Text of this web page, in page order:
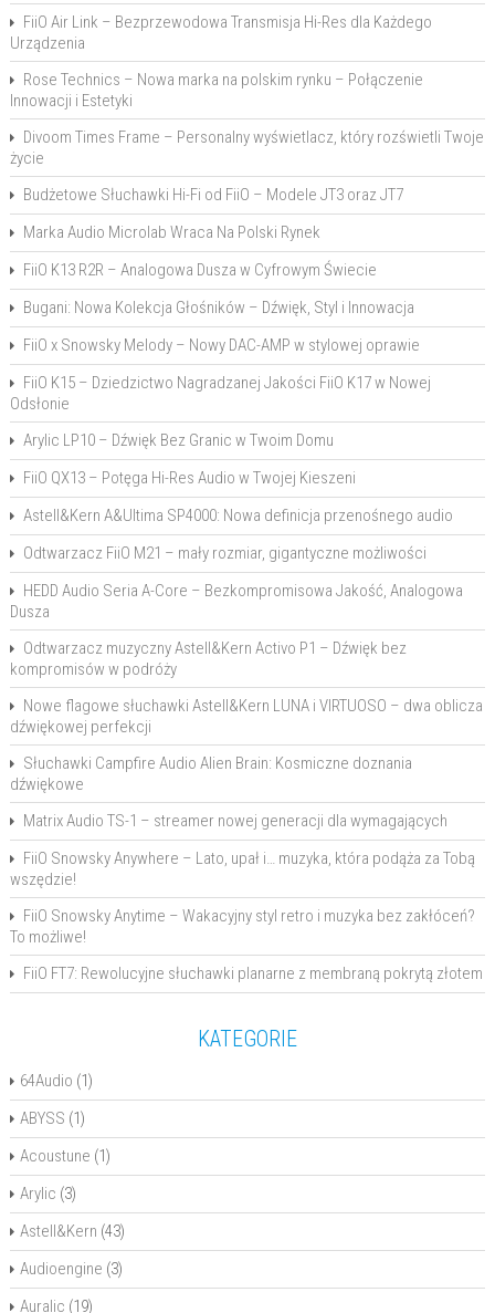
FiiO Air Link – Bezprzewodowa Transmisja Hi-Res dla Każdego
Urządzenia
Rose Technics – Nowa marka na polskim rynku – Połączenie
Innowacji i Estetyki
Divoom Times Frame – Personalny wyświetlacz, który rozświetli Twoje
życie
Budżetowe Słuchawki Hi-Fi od FiiO – Modele JT3 oraz JT7
Marka Audio Microlab Wraca Na Polski Rynek
FiiO K13 R2R – Analogowa Dusza w Cyfrowym Świecie
Bugani: Nowa Kolekcja Głośników – Dźwięk, Styl i Innowacja
FiiO x Snowsky Melody – Nowy DAC-AMP w stylowej oprawie
FiiO K15 – Dziedzictwo Nagradzanej Jakości FiiO K17 w Nowej
Odsłonie
Arylic LP10 – Dźwięk Bez Granic w Twoim Domu
FiiO QX13 – Potęga Hi-Res Audio w Twojej Kieszeni
Astell&Kern A&Ultima SP4000: Nowa definicja przenośnego audio
Odtwarzacz FiiO M21 – mały rozmiar, gigantyczne możliwości
HEDD Audio Seria A-Core – Bezkompromisowa Jakość, Analogowa
Dusza
Odtwarzacz muzyczny Astell&Kern Activo P1 – Dźwięk bez
kompromisów w podróży
Nowe flagowe słuchawki Astell&Kern LUNA i VIRTUOSO – dwa oblicza
dźwiękowej perfekcji
Słuchawki Campfire Audio Alien Brain: Kosmiczne doznania
dźwiękowe
Matrix Audio TS-1 – streamer nowej generacji dla wymagających
FiiO Snowsky Anywhere – Lato, upał i… muzyka, która podąża za Tobą
wszędzie!
FiiO Snowsky Anytime – Wakacyjny styl retro i muzyka bez zakłóceń?
To możliwe!
FiiO FT7: Rewolucyjne słuchawki planarne z membraną pokrytą złotem
KATEGORIE
64Audio (1)
ABYSS (1)
Acoustune (1)
Arylic (3)
Astell&Kern (43)
Audioengine (3)
Auralic (19)